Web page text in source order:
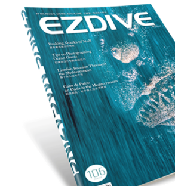
精品
攝影比賽
話題焦點
關於我們